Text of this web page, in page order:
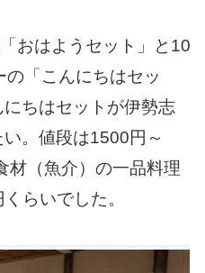
おはようセット」と10
「こんにちはセッ
にちはセットが伊勢志
。値段は1500円～
材（魚介）の一品料理
らいでした。